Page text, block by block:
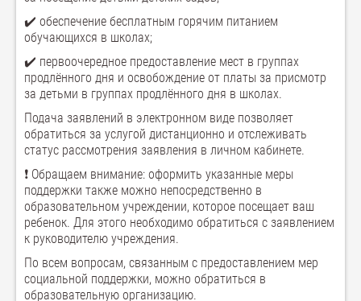
✔️ обеспечение бесплатным горячим питанием
обучающихся в школах;
✔️ первоочередное предоставление мест в группах
продлённого дня и освобождение от платы за присмотр
за детьми в группах продлённого дня в школах.
Подача заявлений в электронном виде позволяет
обратиться за услугой дистанционно и отслеживать
статус рассмотрения заявления в личном кабинете.
❗ Обращаем внимание: оформить указанные меры
поддержки также можно непосредственно в
образовательном учреждении, которое посещает ваш
ребенок. Для этого необходимо обратиться с заявлением
к руководителю учреждения.
По всем вопросам, связанным с предоставлением мер
социальной поддержки, можно обратиться в
образовательную организацию.